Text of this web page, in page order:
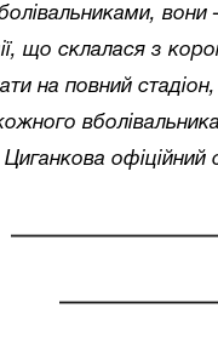
вони
що склалася з
на повний
офіційний